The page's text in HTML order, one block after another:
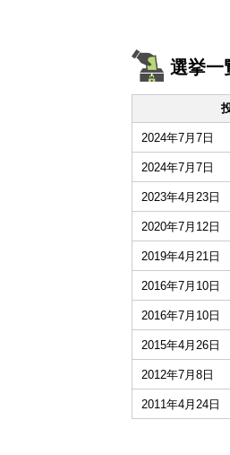
選挙一
2024年7月7日
2024年7月7日
2023年4月23日
2020年7月12日
2019年4月21日
2016年7月10日
2016年7月10日
2015年4月26日
2012年7月8日
2011年4月24日